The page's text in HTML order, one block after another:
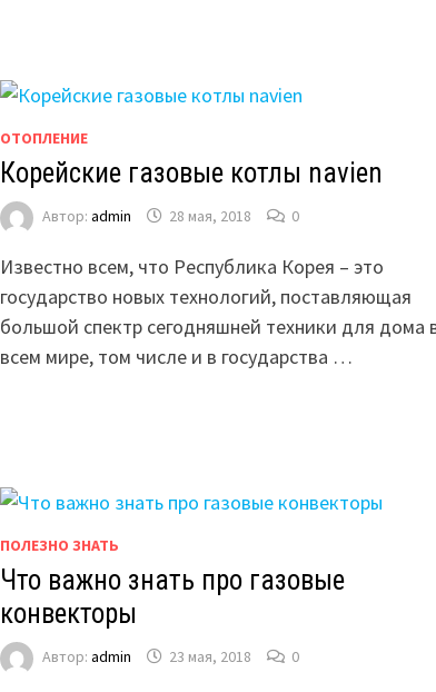
ОТОПЛЕНИЕ
Корейские газовые котлы navien
Автор: admin 28 мая, 2018 0
Известно всем, что Республика Корея – это
государство новых технологий, поставляющая
большой спектр сегодняшней техники для дома
всем мире, том числе и в государства …
ПОЛЕЗНО ЗНАТЬ
Что важно знать про газовые
конвекторы
Автор: admin 23 мая, 2018 0